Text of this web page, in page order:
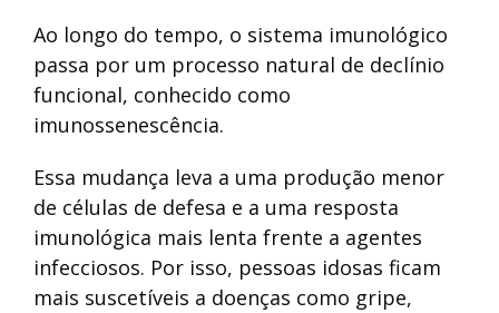
Ao longo do tempo, o sistema imunológico
passa por um processo natural de declínio
funcional, conhecido como
imunossenescência.
Essa mudança leva a uma produção menor
de células de defesa e a uma resposta
imunológica mais lenta frente a agentes
infecciosos. Por isso, pessoas idosas ficam
mais suscetíveis a doenças como gripe,